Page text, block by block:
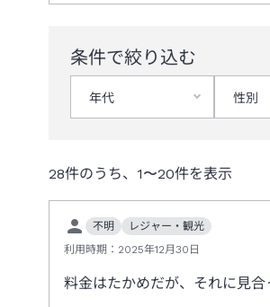
条件で絞り込む
年代 性別
28件のうち、 1〜20件を表示
不明
レジャー・観光
利用時期： 2025年12月30日
料金はたかめだが、それに見合